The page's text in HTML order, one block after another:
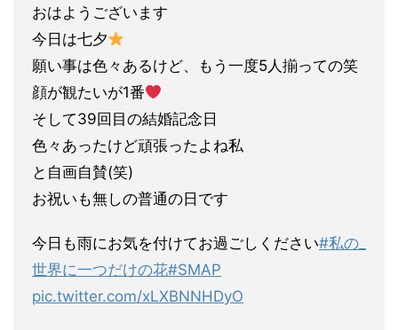
おはようございます
今日は七夕
願い事は色々あるけど、もう一度5人揃っての笑
顔が観たいが1番
そして39回目の結婚記念日
色々あったけど頑張ったよね私
と自画自賛(笑)
お祝いも無しの普通の日です
今日も雨にお気を付けてお過ごしください#私の_
世界に一つだけの花#SMAP
pic.twitter.com/xLXBNNHDyO